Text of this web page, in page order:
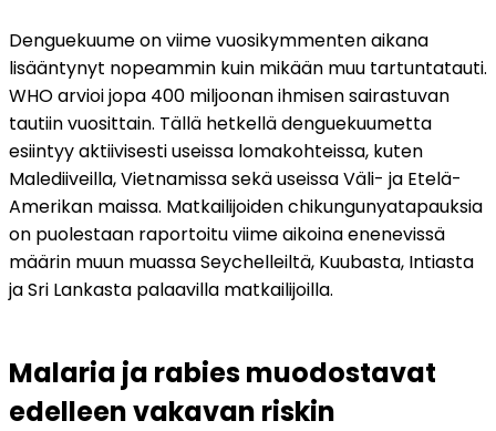
Denguekuume on viime vuosikymmenten aikana
lisääntynyt nopeammin kuin mikään muu tartuntatauti.
WHO arvioi jopa 400 miljoonan ihmisen sairastuvan
tautiin vuosittain. Tällä hetkellä denguekuumetta
esiintyy aktiivisesti useissa lomakohteissa, kuten
Malediiveilla, Vietnamissa sekä useissa Väli- ja Etelä-
Amerikan maissa. Matkailijoiden chikungunyatapauksia
on puolestaan raportoitu viime aikoina enenevissä
määrin muun muassa Seychelleiltä, Kuubasta, Intiasta
ja Sri Lankasta palaavilla matkailijoilla.
Malaria ja rabies muodostavat
edelleen vakavan riskin